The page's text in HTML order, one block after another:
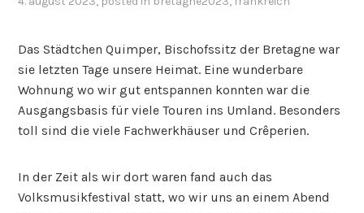
Das Städtchen Quimper, Bischofssitz der Bretagne war
sie letzten Tage unsere Heimat. Eine wunderbare
Wohnung wo wir gut entspannen konnten war die
Ausgangsbasis für viele Touren ins Umland. Besonders
toll sind die viele Fachwerkhäuser und Crêperien.
In der Zeit als wir dort waren fand auch das
Volksmusikfestival statt, wo wir uns an einem Abend